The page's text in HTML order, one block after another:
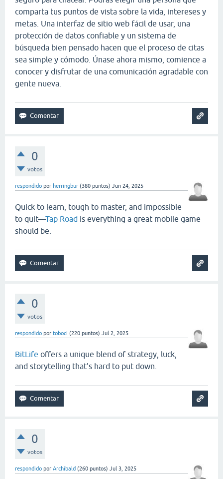
comparta tus puntos de vista sobre la vida, intereses y
metas. Una interfaz de sitio web fácil de usar, una
protección de datos confiable y un sistema de
búsqueda bien pensado hacen que el proceso de citas
sea simple y cómodo. Únase ahora mismo, comience a
conocer y disfrutar de una comunicación agradable con
gente nueva.
0
votos
respondido por herringbur (380 puntos) Jun 24, 2025
Quick to learn, tough to master, and impossible
to quit—Tap Road is everything a great mobile game
should be.
0
votos
respondido por toboci (220 puntos) Jul 2, 2025
BitLife offers a unique blend of strategy, luck,
and storytelling that's hard to put down.
0
votos
respondido por Archibald (260 puntos) Jul 3, 2025